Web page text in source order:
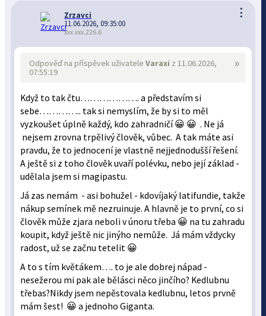
⋮
Zrzavci
11.06.2026, 09:35:00
xxx.xxx.226.6
»
Odpověď na příspěvek uživateleVaraxi z 11.06.2026,
07:55:19
Když to tak čtu………………. a představím si
sebe………….. tak si nemyslím, že by si to měl
vyzkoušet úplně každý, kdo zahradničí 😀 😀 . Ne já
nejsem zrovna trpělivý člověk, vůbec. A tak máte asi
pravdu, že to jednocení je vlastně nejjednodušší řešení.
A ještě si z toho člověk uvaří polévku, nebo její základ -
udělala jsem si magipastu.
Já zas nemám - asi bohužel - kdovíjaký latifundie, takže
nákup semínek mě nezruinuje. A hlavně je to první, co si
člověk může zjara neboli v únoru třeba 😀 na tu zahradu
koupit, když ještě nic jinýho nemůže. Já mám vždycky
radost, už se začnu tetelit 😀
A to s tím květákem…. to je ale dobrej nápad -
nesežerou mi pak ale bělásci něco jinčího? Kedlubnu
třebas?Nikdy jsem nepěstovala kedlubnu, letos prvně
mám šest! 😀 a jednoho Giganta.